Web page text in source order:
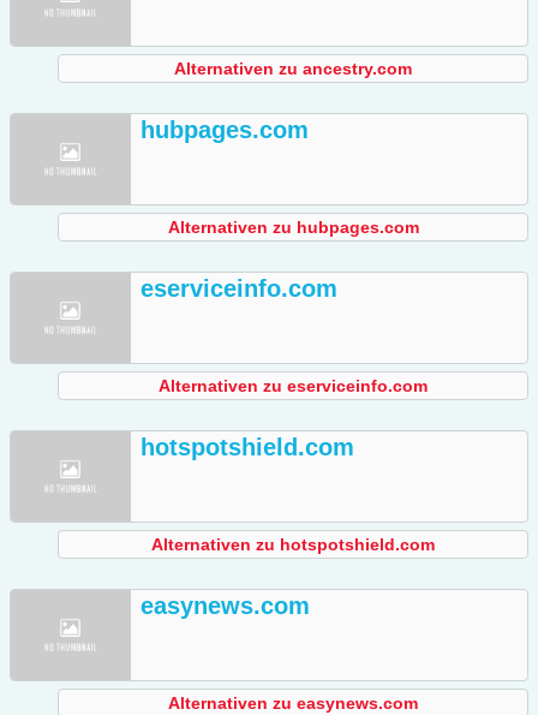
Alternativen zu ancestry.com
hubpages.com
Alternativen zu hubpages.com
eserviceinfo.com
Alternativen zu eserviceinfo.com
hotspotshield.com
Alternativen zu hotspotshield.com
easynews.com
Alternativen zu easynews.com